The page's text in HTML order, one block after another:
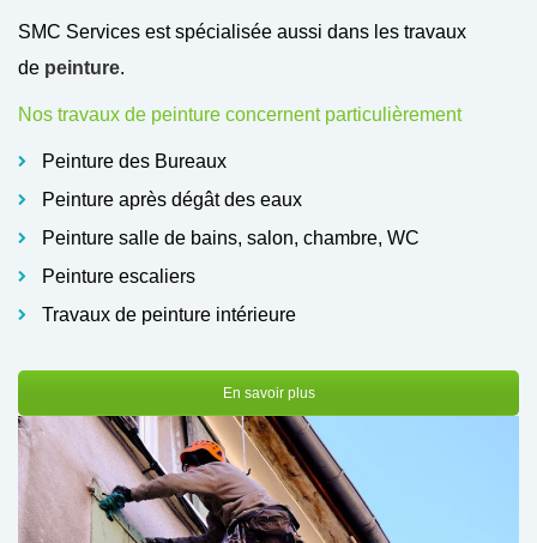
SMC Services est spécialisée aussi dans les travaux
de peinture.
Nos travaux de peinture concernent particulièrement
Peinture des Bureaux
Peinture après dégât des eaux
Peinture salle de bains, salon, chambre, WC
Peinture escaliers
Travaux de peinture intérieure
En savoir plus